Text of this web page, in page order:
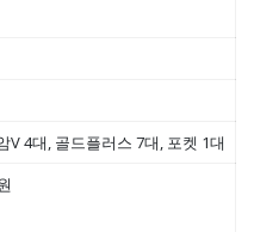
V 4대, 골드플러스 7대, 포켓 1대